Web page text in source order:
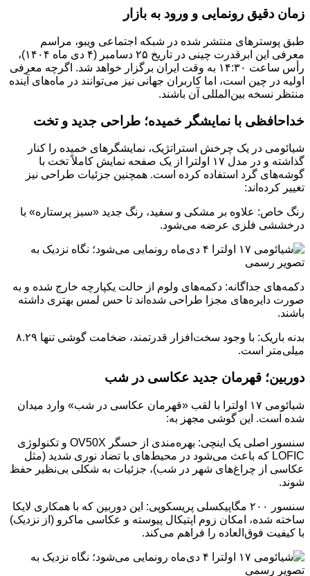
زمان دقیق رونمایی و ورود به بازار
طبق پوسترهای منتشر شده در شبکه اجتماعی ویبو، مراسم
معرفی این ابرقدرت چینی در تاریخ ۲۵ دسامبر (۴ دی ماه ۱۴۰۴)،
رأس ساعت ۱۴:۳۰ به وقت ایران برگزار خواهد شد. اگرچه معرفی
اولیه در چین است، اما کاربران جهانی نیز می‌توانند در ماه‌های آینده
منتظر نسخه بین‌المللی آن باشند.
خداحافظی با نمایشگر خمیده؛ طراحی جدید و تخت
شیائومی در یک چرخش استراتژیک، نمایشگرهای خمیده را کنار
گذاشته و در مدل ۱۷ اولترا از یک صفحه نمایش کاملاً تخت با
گوشه‌های گرد استفاده کرده است. همچنین جزئیات طراحی نیز
تغییر کرده‌اند:
رنگ خاص: علاوه بر مشکی و سفید، رنگ جدید «سبز پرستاره» با
درخششی فلزی عرضه می‌شود.
دکمه‌های جداگانه: دکمه‌های ولوم از حالت یکپارچه خارج شده و به
صورت دایره‌های مجزا طراحی شده‌اند تا حس لمس بهتری داشته
باشند.
بدنه باریک: با وجود سخت‌افزار قدرتمند، ضخامت گوشی تنها ۸.۲۹
میلی‌متر است.
دوربین؛ قهرمان جدید عکاسی در شب
شیائومی ۱۷ اولترا با لقب «قهرمان عکاسی در شب» وارد میدان
شده است. این گوشی مجهز به:
سنسور اصلی یک اینچی: بهره‌مندی از حسگر OV50X و تکنولوژی
LOFIC که باعث می‌شود در محیط‌های با تضاد نوری شدید (مثل
عکاسی از چراغ‌های شهر در شب)، جزئیات به شکلی بی‌نظیر حفظ
شوند.
سنسور ۲۰۰ مگاپیکسلی پریسکوپی: این دوربین که با همکاری لایکا
ساخته شده، امکان زوم اپتیکال پیوسته و عکاسی ماکرو (از نزدیک)
با کیفیت فوق‌العاده را فراهم می‌کند.